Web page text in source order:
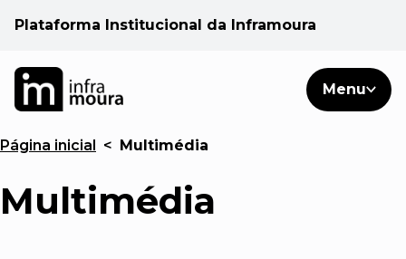
Plataforma Institucional da Inframoura
Menu
Pesquisar
Áreas de atuação
Cliente
PT
Página inicial < Multimédia
Multimédia